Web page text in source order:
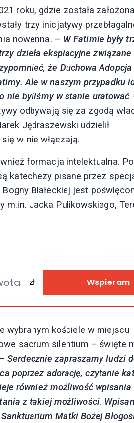
roku, gdzie została
trzy inicjatywy
nowenna. – W Fatimie były
dzieła ekspiacyjne związane
że Duchowa Adopcja
Ale w naszym przypadku
nie byliśmy w stanie uratować
odbywają się za zgodą
Jędraszewski udzielił
w nie włączają.
formacja intelektualna.
katechezy pisane przez
Białeckiej jest
Jacka Pulikowskiego,
Wspieram
wybranym kościele w miejscu
sacrum silentium – święte
–Serdecznie zapraszamy ludzi
poprzez adorację, czytanie
również możliwość wpisania
z takiej możliwości.
Matki Bożej